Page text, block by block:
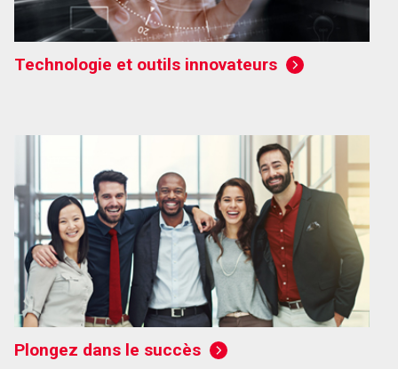
Technologie et outils innovateurs
Plongez dans le succès